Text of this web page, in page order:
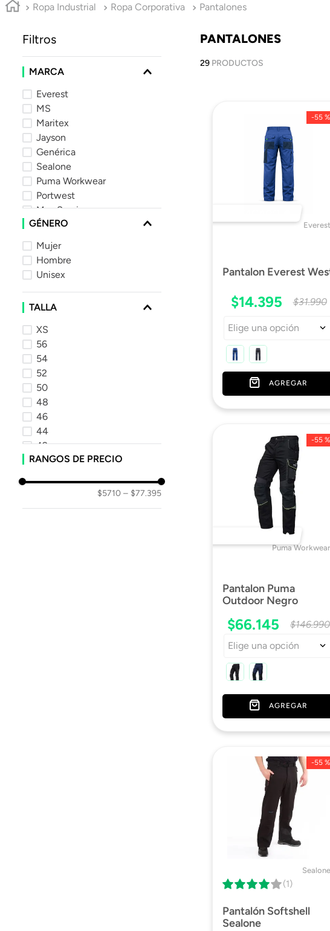
Ropa Industrial Ropa Corporativa Pantalones
Filtros
MARCA
Everest
MS
Maritex
Jayson
Genérica
Sealone
Puma Workwear
Portwest
Max Service
Hardwork
GÉNERO
Mujer
Hombre
Unisex
TALLA
XS
56
54
52
50
48
46
44
42
40
RANGOS DE PRECIO
$5710 – $77.395
PANTALONES
29 PRODUCTOS
-55 %
Everest
Pantalon Everest
$14.395 $31.990
Elige una opción
AGREGAR
-55 %
DESTACADO 🔥
Puma Workwear
Pantalon Puma
Outdoor Negro
$66.145 $146.990
Elige una opción
AGREGAR
-55 %
Sealone
(1)
Pantalón Softshell
Sealone
10. parka